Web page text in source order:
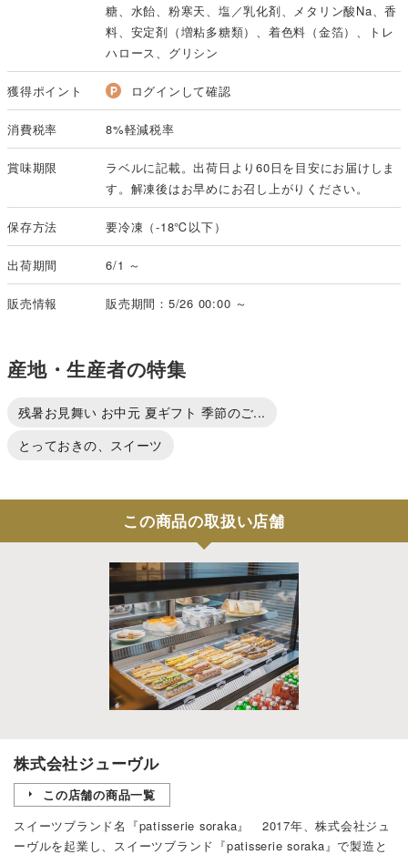
糖、水飴、粉寒天、塩／乳化剤、メタリン酸Na、香
料、安定剤（増粘多糖類）、着色料（金箔）、トレ
ハロース、グリシン
獲得ポイント ログインして確認
消費税率 8%軽減税率
賞味期限
ラベルに記載。出荷日より60日を目安にお届けしま
す。解凍後はお早めにお召し上がりください。
保存方法 要冷凍（-18℃以下）
出荷期間 6/1 ～
販売情報 販売期間：5/26 00:00 ～
産地・生産者の特集
残暑お見舞い お中元 夏ギフト 季節のご...
とっておきの、スイーツ
この商品の取扱い店舗
株式会社ジューヴル
この店舗の商品一覧
スイーツブランド名『patisserie soraka』 2017年、株式会社ジュ
ーヴルを起業し、スイーツブランド『patisserie soraka』で製造と